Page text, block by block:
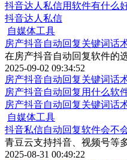
抖音达人私信用软件有什么
抖音达人私信
自媒体工具
房产抖音自动回复关键词话
在房产抖音自动回复软件的
2025-09-02 09:34:52
房产抖音自动回复关键词话
房产抖音自动回复用什么软
房产抖音自动回复关键词话
自媒体工具
抖音私信自动回复软件会不
青豆云支持抖音、视频号等
2025-08-31 00:49:22